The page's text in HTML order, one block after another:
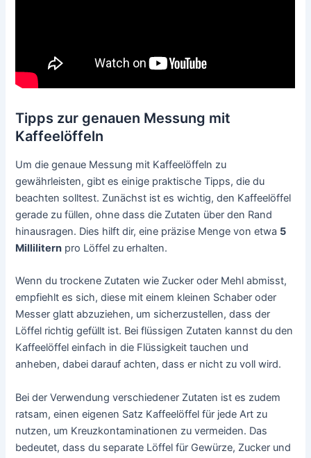
Tipps zur genauen Messung mit
Kaffeelöffeln
Um die genaue Messung mit Kaffeelöffeln zu
gewährleisten, gibt es einige praktische Tipps, die du
beachten solltest. Zunächst ist es wichtig, den Kaffeelöffel
gerade zu füllen, ohne dass die Zutaten über den Rand
hinausragen. Dies hilft dir, eine präzise Menge von etwa 5
Millilitern pro Löffel zu erhalten.
Wenn du trockene Zutaten wie Zucker oder Mehl abmisst,
empfiehlt es sich, diese mit einem kleinen Schaber oder
Messer glatt abzuziehen, um sicherzustellen, dass der
Löffel richtig gefüllt ist. Bei flüssigen Zutaten kannst du den
Kaffeelöffel einfach in die Flüssigkeit tauchen und
anheben, dabei darauf achten, dass er nicht zu voll wird.
Bei der Verwendung verschiedener Zutaten ist es zudem
ratsam, einen eigenen Satz Kaffeelöffel für jede Art zu
nutzen, um Kreuzkontaminationen zu vermeiden. Das
bedeutet, dass du separate Löffel für Gewürze, Zucker und